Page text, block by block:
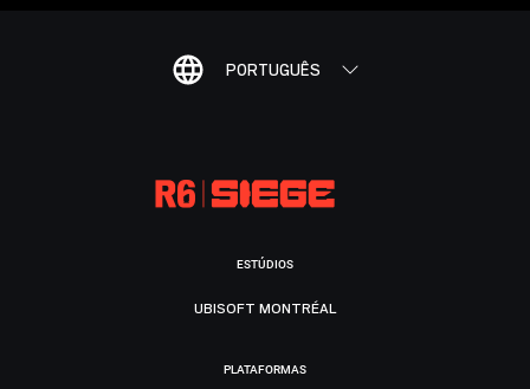
PORTUGUÊS
ESTÚDIOS
UBISOFT MONTRÉAL
PLATAFORMAS